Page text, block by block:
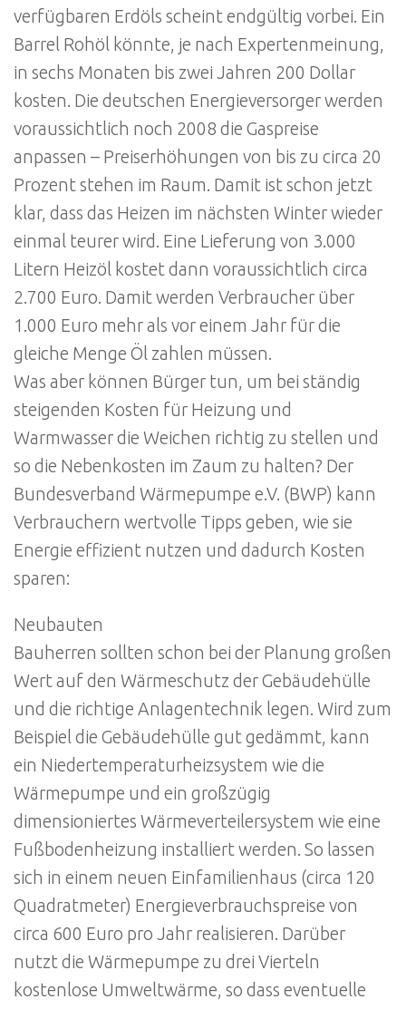
verfügbaren Erdöls scheint endgültig vorbei. Ein
Barrel Rohöl könnte, je nach Expertenmeinung,
in sechs Monaten bis zwei Jahren 200 Dollar
kosten. Die deutschen Energieversorger werden
voraussichtlich noch 2008 die Gaspreise
anpassen – Preiserhöhungen von bis zu circa 20
Prozent stehen im Raum. Damit ist schon jetzt
klar, dass das Heizen im nächsten Winter wieder
einmal teurer wird. Eine Lieferung von 3.000
Litern Heizöl kostet dann voraussichtlich circa
2.700 Euro. Damit werden Verbraucher über
1.000 Euro mehr als vor einem Jahr für die
gleiche Menge Öl zahlen müssen.
Was aber können Bürger tun, um bei ständig
steigenden Kosten für Heizung und
Warmwasser die Weichen richtig zu stellen und
so die Nebenkosten im Zaum zu halten? Der
Bundesverband Wärmepumpe e.V. (BWP) kann
Verbrauchern wertvolle Tipps geben, wie sie
Energie effizient nutzen und dadurch Kosten
sparen:
Neubauten
Bauherren sollten schon bei der Planung großen
Wert auf den Wärmeschutz der Gebäudehülle
und die richtige Anlagentechnik legen. Wird zum
Beispiel die Gebäudehülle gut gedämmt, kann
ein Niedertemperaturheizsystem wie die
Wärmepumpe und ein großzügig
dimensioniertes Wärmeverteilersystem wie eine
Fußbodenheizung installiert werden. So lassen
sich in einem neuen Einfamilienhaus (circa 120
Quadratmeter) Energieverbrauchspreise von
circa 600 Euro pro Jahr realisieren. Darüber
nutzt die Wärmepumpe zu drei Vierteln
kostenlose Umweltwärme, so dass eventuelle